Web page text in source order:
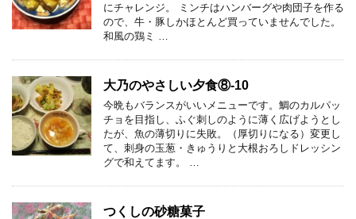
にチャレンジ。 ミンチはハンバーグや肉団子を作る
ので、牛・豚しかほとんど買っていませんでした。
和風の鶏ミ …
大乃のやさしい夕食⑧-10
今晩もバランスがいいメニューです。鯛のカルパッ
チョを目指し、ふぐ刺しのように薄く広げようとし
たが、魚の薄切りに失敗。（厚切りになる）変更し
て、刺身の玉葱・きゅうりと大根おろしドレッシン
グで和えてます。 …
つくしの砂糖菓子